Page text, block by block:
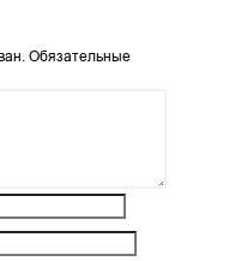
Обязательные